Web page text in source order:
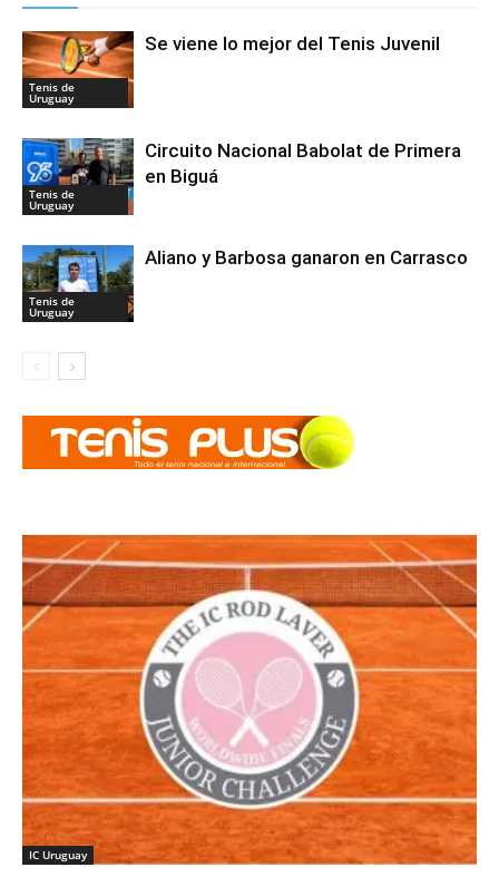
Tenis de
Uruguay
Se viene lo mejor del Tenis Juvenil
Tenis de
Uruguay
Circuito Nacional Babolat de Primera
en Biguá
Tenis de
Uruguay
Aliano y Barbosa ganaron en Carrasco
IC Uruguay